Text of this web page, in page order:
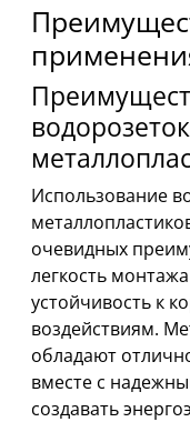
Использование
очевидных
легкость
устойчивость к
воздействиям.
обладают
вместе с
создавать